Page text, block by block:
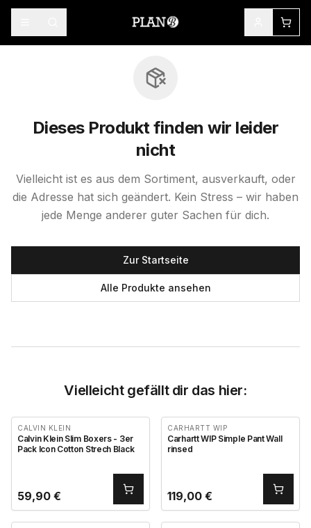
Dieses Produkt finden wir leider
nicht
Vielleicht ist es aus dem Sortiment, ausverkauft, oder
die Adresse hat sich geändert. Kein Stress – wir haben
jede Menge anderer guter Sachen für dich.
Zur Startseite
Alle Produkte ansehen
Vielleicht gefällt dir das hier:
CALVIN KLEIN
Calvin Klein Slim Boxers - 3er
Pack Icon Cotton Strech Black
59,90 €
CARHARTT WIP
Carhartt WIP Simple Pant Wall
rinsed
119,00 €